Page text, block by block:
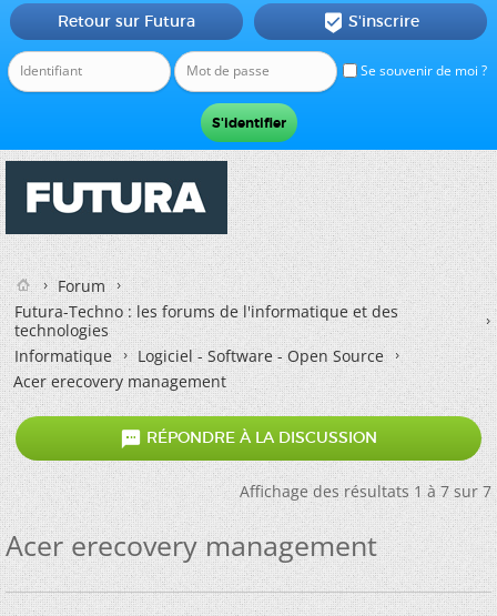
Se souvenir de moi ?
Retour sur Futura  S'inscrire
Forum
Futura-Techno : les forums de l'informatique et des
technologies
Informatique
Logiciel - Software - Open Source
Acer erecovery management
 RÉPONDRE À LA DISCUSSION
Affichage des résultats 1 à 7 sur 7
Acer erecovery management